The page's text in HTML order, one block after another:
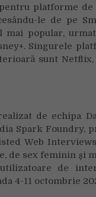
platforme de
le de pe
mai popular,
Singurele
sunt
de echipa
Spark Foundry,
Web
de sex feminin și
de
4-11 octombrie